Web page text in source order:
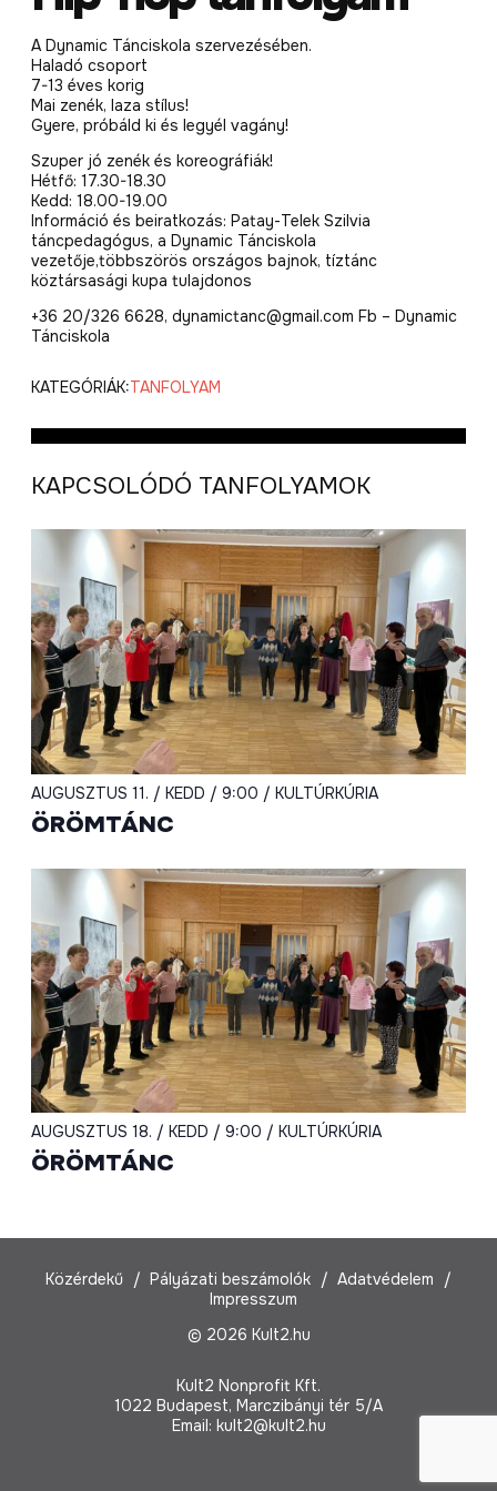
A Dynamic Tánciskola szervezésében.
Haladó csoport
7-13 éves korig
Mai zenék, laza stílus!
Gyere, próbáld ki és legyél vagány!
Szuper jó zenék és koreográfiák!
Hétfő: 17.30-18.30
Kedd: 18.00-19.00
Információ és beiratkozás: Patay-Telek Szilvia
táncpedagógus, a Dynamic Tánciskola
vezetője,többszörös országos bajnok, tíztánc
köztársasági kupa tulajdonos
+36 20/326 6628, dynamictanc@gmail.com Fb – Dynamic
Tánciskola
KATEGÓRIÁK:TANFOLYAM
KAPCSOLÓDÓ TANFOLYAMOK
AUGUSZTUS 11. / KEDD / 9:00 / KULTÚRKÚRIA
ÖRÖMTÁNC
AUGUSZTUS 18. / KEDD / 9:00 / KULTÚRKÚRIA
ÖRÖMTÁNC
Közérdekű Pályázati beszámolók
Adatvédelem
Impresszum
© 2026 Kult2.hu
Kult2 Nonprofit Kft.
1022 Budapest, Marczibányi tér 5/A
Email: kult2@kult2.hu